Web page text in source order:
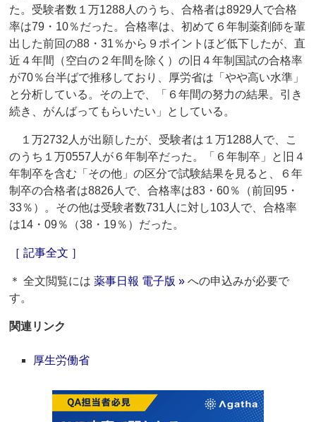
た。受験者数１万1288人のうち、合格者は8929人で合格
率は79・10％だった。合格率は、初めて６年制薬剤師を輩
出した前回の88・31％から９ポイントほど低下したが、直
近４年間（空白の２年間を除く）の旧４年制国試の合格率
が70％台半ばで推移しており、厚労省は「やや高い水準」
と分析している。その上で、「６年間の努力の結果。引き
続き、がんばってもらいたい」としている。
１万2732人が出願したが、受験者は１万1288人で、こ
のうち１万0557人が６年制卒だった。「６年制卒」と旧４
年制卒を含む「その他」の区分で試験結果を見ると、６年
制卒の合格者は8826人で、合格率は83・60％（前回95・
33％）。その他は受験者数731人に対し103人で、合格率
は14・09％（38・19％）だった。
［ 記事全文 ］
＊ 全文閲覧には薬事日報 電子版 » への申込みが必要で
す。
関連リンク
厚生労働省